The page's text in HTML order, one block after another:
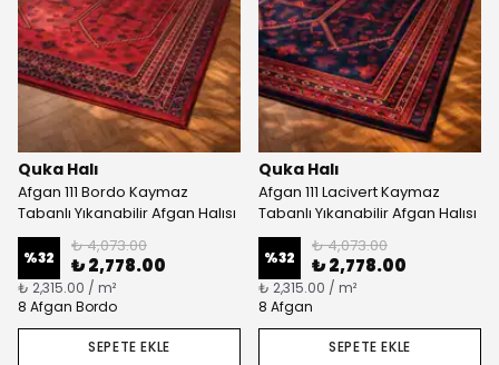
Quka Halı
Afgan 111 Bordo Kaymaz
Tabanlı Yıkanabilir Afgan Halısı
%32
₺ 4,073.00
₺ 2,778.00
₺ 2,315.00 / m²
8 Afgan Bordo
SEPETE EKLE
Quka Halı
Afgan 111 Lacivert Kaymaz
Tabanlı Yıkanabilir Afgan Halısı
%32
₺ 4,073.00
₺ 2,778.00
₺ 2,315.00 / m²
8 Afgan
SEPETE EKLE